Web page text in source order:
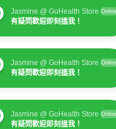
Jasmine @ GoHealth Store Online
有疑問歡迎即刻搵我！
Jasmine @ GoHealth Store Online
有疑問歡迎即刻搵我！
Jasmine @ GoHealth Store Online
有疑問歡迎即刻搵我！